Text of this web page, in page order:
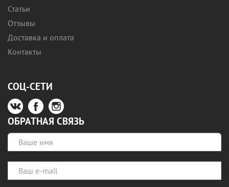
Статьи
Отзывы
Доставка и оплата
Контакты
СОЦ-СЕТИ
ОБРАТНАЯ СВЯЗЬ